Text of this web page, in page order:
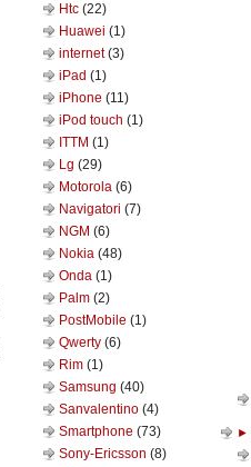
Htc (22)
Huawei (1)
internet(3)
iPad (1)
iPhone (11)
iPod touch (1)
ITTM (1)
Lg (29)
Motorola (6)
Navigatori (7)
NGM (6)
Nokia (48)
Onda (1)
Palm (2)
PostMobile (1)
Qwerty (6)
Rim (1)
Samsung (40)
Sanvalentino (4)
Smartphone (73)
Sony-Ericsson (8)
►